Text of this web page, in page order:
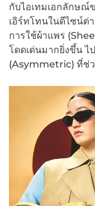
กับไอเทมเอกลักษณ์
เอิร์ทโทนในดีไซน์ต่
การใช้ผ้าแพร
โดดเด่นมากยิ่งขึ้น
(Asymmetric) ที่ช่ว